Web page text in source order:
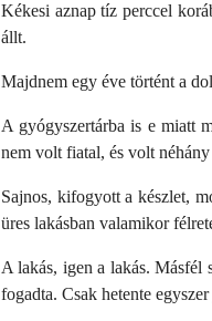
Kékesi aznap tíz perccel
állt.
Majdnem egy éve történt a
A gyógyszertárba is e miatt
nem volt fiatal, és volt
Sajnos, kifogyott a készlet,
üres lakásban valamikor
A lakás, igen a lakás. Másfél
fogadta. Csak hetente